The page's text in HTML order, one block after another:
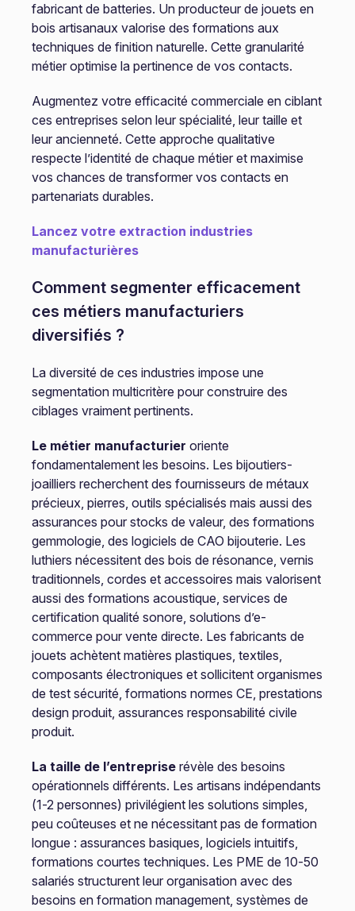
fabricant de batteries. Un producteur de jouets en
bois artisanaux valorise des formations aux
techniques de finition naturelle. Cette granularité
métier optimise la pertinence de vos contacts.
Augmentez votre efficacité commerciale en ciblant
ces entreprises selon leur spécialité, leur taille et
leur ancienneté. Cette approche qualitative
respecte l’identité de chaque métier et maximise
vos chances de transformer vos contacts en
partenariats durables.
Lancez votre extraction industries
manufacturières
Comment segmenter efficacement
ces métiers manufacturiers
diversifiés ?
La diversité de ces industries impose une
segmentation multicritère pour construire des
ciblages vraiment pertinents.
Le métier manufacturier oriente
fondamentalement les besoins. Les bijoutiers-
joailliers recherchent des fournisseurs de métaux
précieux, pierres, outils spécialisés mais aussi des
assurances pour stocks de valeur, des formations
gemmologie, des logiciels de CAO bijouterie. Les
luthiers nécessitent des bois de résonance, vernis
traditionnels, cordes et accessoires mais valorisent
aussi des formations acoustique, services de
certification qualité sonore, solutions d’e-
commerce pour vente directe. Les fabricants de
jouets achètent matières plastiques, textiles,
composants électroniques et sollicitent organismes
de test sécurité, formations normes CE, prestations
design produit, assurances responsabilité civile
produit.
La taille de l’entrepriserévèle des besoins
opérationnels différents. Les artisans indépendants
(1-2 personnes) privilégient les solutions simples,
peu coûteuses et ne nécessitant pas de formation
longue : assurances basiques, logiciels intuitifs,
formations courtes techniques. Les PME de 10-50
salariés structurent leur organisation avec des
besoins en formation management, systèmes de